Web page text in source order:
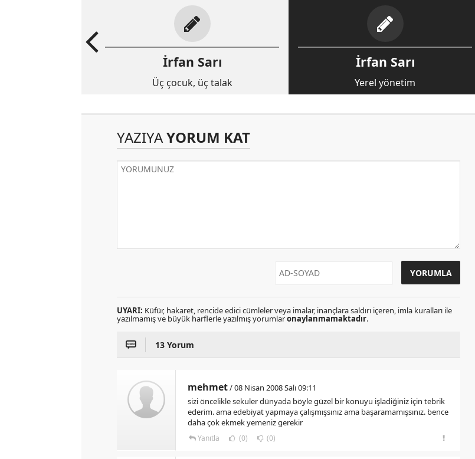
İrfan Sarı
Üç çocuk, üç talak
İrfan Sarı
Yerel yönetim
YAZIYAYORUM KAT
UYARI: Küfür, hakaret, rencide edici cümleler veya imalar, inançlara saldırı içeren, imla kuralları ile
yazılmamış ve büyük harflerle yazılmış yorumlaronaylanmamaktadır.
13 Yorum
mehmet/ 08 Nisan 2008 Salı 09:11
sizi öncelikle sekuler dünyada böyle güzel bir konuyu işladiğiniz için tebrik
ederim. ama edebiyat yapmaya çalışmışsınız ama başaramamışsınız. bence
daha çok ekmek yemeniz gerekir
Yanıtla (0) (0)